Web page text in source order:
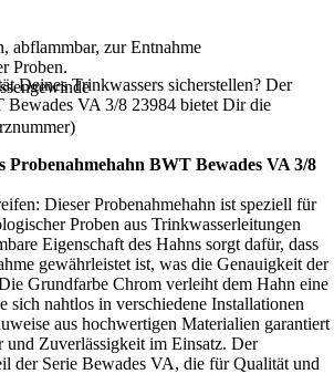
abflammbar, zur Entnahme
Proben.
Deines Trinkwassers sicherstellen? Der
Bewades VA 3/8 23984 bietet Dir die
Probenahmehahn BWT Bewades VA 3/8
Dieser Probenahmehahn ist speziell für
Proben aus Trinkwasserleitungen
Eigenschaft des Hahns sorgt dafür, dass
gewährleistet ist, was die Genauigkeit der
Grundfarbe Chrom verleiht dem Hahn eine
sich nahtlos in verschiedene Installationen
aus hochwertigen Materialien garantiert
und Zuverlässigkeit im Einsatz. Der
der Serie Bewades VA, die für Qualität und